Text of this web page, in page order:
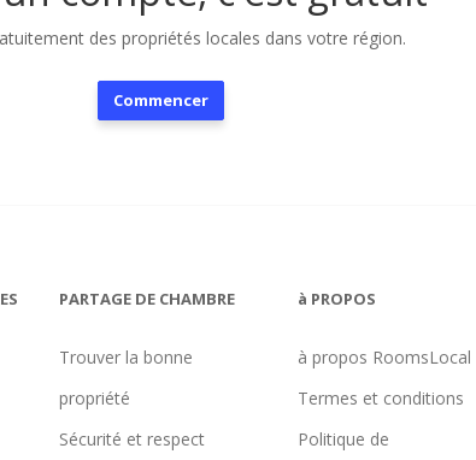
des propriétés locales dans votre région.
Commencer
PARTAGE DE CHAMBRE
Trouver la bonne
propriété
Sécurité et respect
à PROPOS
à propos RoomsLocal
Termes et conditions
Politique de